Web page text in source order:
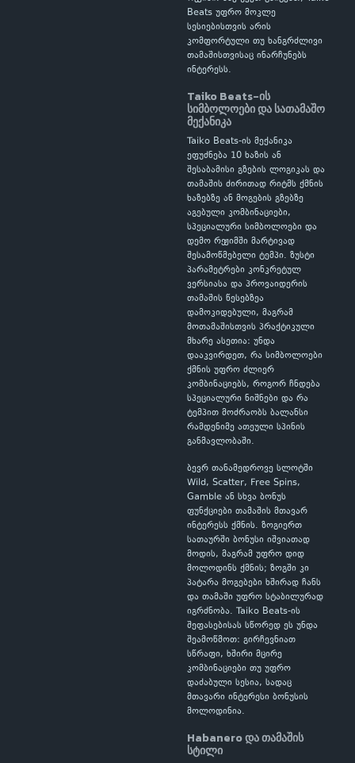
Beats უფრო მოკლე
სესიებისთვის არის
კომფორტული თუ ხანგრძლივი
თამაშისთვისაც ინარჩუნებს
ინტერესს.
Taiko Beats-ის
სიმბოლოები და სათამაშო
მექანიკა
Taiko Beats-ის მექანიკა
ეფუძნება 10 ხაზის ან
შესაბამისი გზების ლოგიკას და
თამაშის ძირითად რიტმს ქმნის
ხაზებზე ან მოგების გზებზე
აგებული კომბინაციები,
სპეციალური სიმბოლოები და
დემო რეჟიმში მარტივად
შესამოწმებელი ტემპი. ზუსტი
პარამეტრები კონკრეტულ
ვერსიასა და პროვაიდერის
თამაშის წესებზეა
დამოკიდებული, მაგრამ
მოთამაშისთვის პრაქტიკული
მხარე ასეთია: უნდა
დააკვირდეთ, რა სიმბოლოები
ქმნის უფრო ძლიერ
კომბინაციებს, როგორ ჩნდება
სპეციალური ნიშნები და რა
ტემპით მოძრაობს ბალანსი
რამდენიმე ათეული სპინის
განმავლობაში.
ბევრ თანამედროვე სლოტში
Wild, Scatter, Free Spins,
Gamble ან სხვა ბონუს
ფუნქციები თამაშის მთავარ
ინტერესს ქმნის. ზოგიერთ
სათაურში ბონუსი იშვიათად
მოდის, მაგრამ უფრო დიდ
მოლოდინს ქმნის; ზოგში კი
პატარა მოგებები ხშირად ჩანს
და თამაში უფრო სტაბილურად
იგრძნობა. Taiko Beats-ის
შეფასებისას სწორედ ეს უნდა
შეამოწმოთ: გირჩევნიათ
სწრაფი, ხშირი მცირე
კომბინაციები თუ უფრო
დაძაბული სესია, სადაც
მთავარი ინტერესი ბონუსის
მოლოდინია.
Habanero და თამაშის
სტილი